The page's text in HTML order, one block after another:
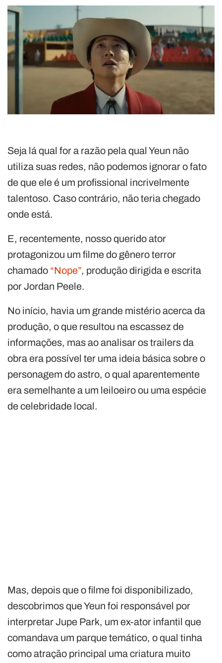
Seja lá qual for a razão pela qual Yeun não
utiliza suas redes, não podemos ignorar o fato
de que ele é um profissional incrivelmente
talentoso. Caso contrário, não teria chegado
onde está.
E, recentemente, nosso querido ator
protagonizou um filme do gênero terror
chamado “Nope”, produção dirigida e escrita
por Jordan Peele.
No início, havia um grande mistério acerca da
produção, o que resultou na escassez de
informações, mas ao analisar os trailers da
obra era possível ter uma ideia básica sobre o
personagem do astro, o qual aparentemente
era semelhante a um leiloeiro ou uma espécie
de celebridade local.
Mas, depois que o filme foi disponibilizado,
descobrimos que Yeun foi responsável por
interpretar Jupe Park, um ex-ator infantil que
comandava um parque temático, o qual tinha
como atração principal uma criatura muito